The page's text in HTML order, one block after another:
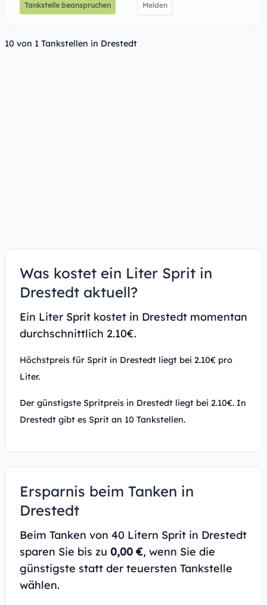
Tankstelle beanspruchen Melden
10 von 1 Tankstellen in Drestedt
Was kostet ein Liter Sprit in
Drestedt aktuell?
Ein Liter Sprit kostet in Drestedt momentan
durchschnittlich 2.10€.
Höchstpreis für Sprit in Drestedt liegt bei 2.10€ pro
Liter.
Der günstigste Spritpreis in Drestedt liegt bei 2.10€. In
Drestedt gibt es Sprit an 10 Tankstellen.
Ersparnis beim Tanken in
Drestedt
Beim Tanken von 40 Litern Sprit in Drestedt
sparen Sie bis zu 0,00 €, wenn Sie die
günstigste statt der teuersten Tankstelle
wählen.